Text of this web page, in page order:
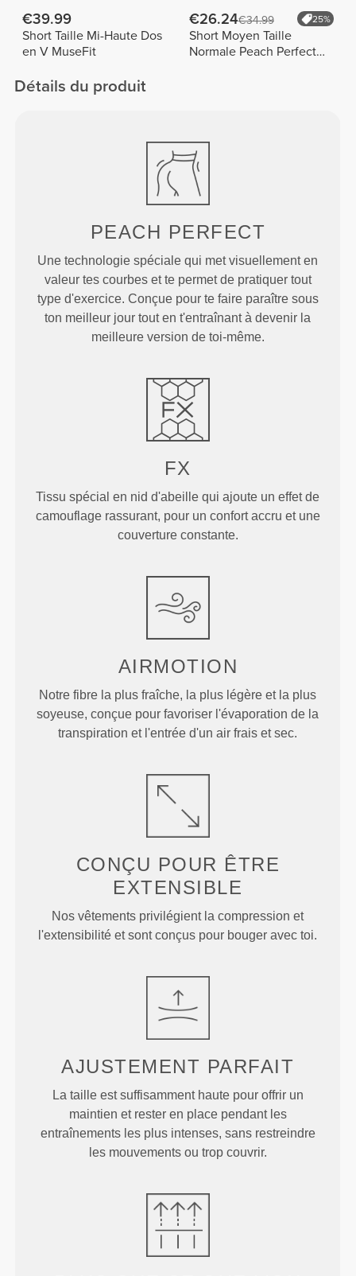
€39.99
Short Taille Mi-Haute Dos
en V MuseFit
€26.24€34.99 25%
Short Moyen Taille
Normale Peach Perfect
Détails du produit
PEACH PERFECT
Une technologie spéciale qui met visuellement en
valeur tes courbes et te permet de pratiquer tout
type d'exercice. Conçue pour te faire paraître sous
ton meilleur jour tout en t'entraînant à devenir la
meilleure version de toi-même.
FX
Tissu spécial en nid d'abeille qui ajoute un effet de
camouflage rassurant, pour un confort accru et une
couverture constante.
AIRMOTION
Notre fibre la plus fraîche, la plus légère et la plus
soyeuse, conçue pour favoriser l'évaporation de la
transpiration et l'entrée d'un air frais et sec.
CONÇU POUR ÊTRE
EXTENSIBLE
Nos vêtements privilégient la compression et
l'extensibilité et sont conçus pour bouger avec toi.
AJUSTEMENT PARFAIT
La taille est suffisamment haute pour offrir un
maintien et rester en place pendant les
entraînements les plus intenses, sans restreindre
les mouvements ou trop couvrir.